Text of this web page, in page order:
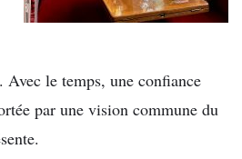
le temps, une confiance
par une vision commune du